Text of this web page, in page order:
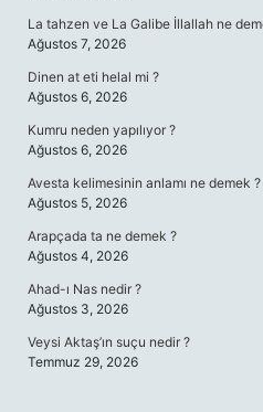
La tahzen ve La Galibe İllallah ne
Ağustos 7, 2026
Dinen at eti helal mi ?
Ağustos 6, 2026
Kumru neden yapılıyor ?
Ağustos 6, 2026
Avesta kelimesinin anlamı ne demek ?
Ağustos 5, 2026
Arapçada ta ne demek ?
Ağustos 4, 2026
Ahad-ı Nas nedir ?
Ağustos 3, 2026
Veysi Aktaş’ın suçu nedir ?
Temmuz 29, 2026